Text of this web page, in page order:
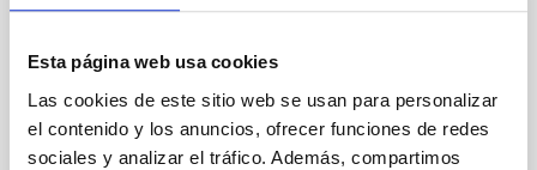
Esta página web usa cookies
Las cookies de este sitio web se usan para personalizar
el contenido y los anuncios, ofrecer funciones de redes
sociales y analizar el tráfico. Además, compartimos
protección del cielo nocturno
El auditorio de los Jameos del Agua en Lanzarote
acogió el pasado 14 de noviembre la gala de la II
edición de los Premios Azul Zero , unos galardones